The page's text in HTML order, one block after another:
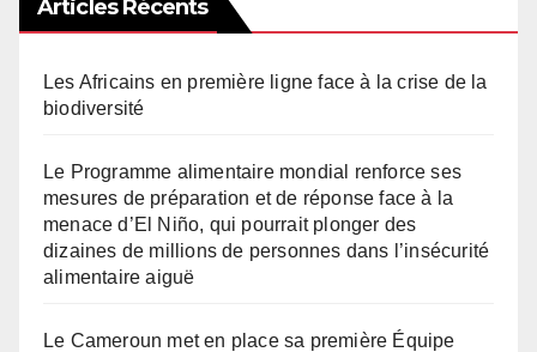
Articles Récents
Les Africains en première ligne face à la crise de la
biodiversité
Le Programme alimentaire mondial renforce ses
mesures de préparation et de réponse face à la
menace d’El Niño, qui pourrait plonger des
dizaines de millions de personnes dans l’insécurité
alimentaire aiguë
Le Cameroun met en place sa première Équipe